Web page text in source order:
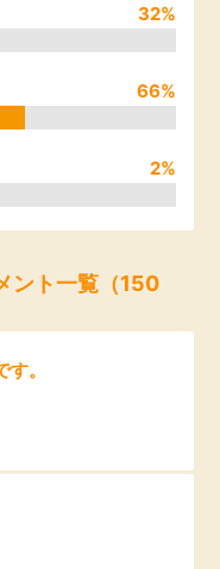
32%
66%
2%
ント一覧（150
。